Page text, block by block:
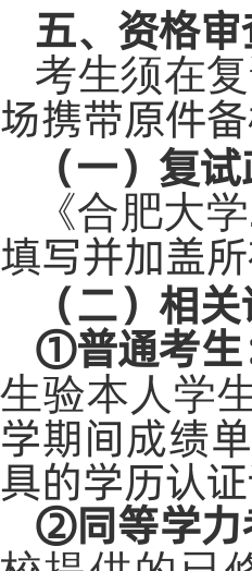
五、资格
考生须在
场携带原件备
（一）复
《合肥大学
填写并加盖
（二）相
①普通考生
生验本人学
学期间成绩
具的学历认证
②同等学力